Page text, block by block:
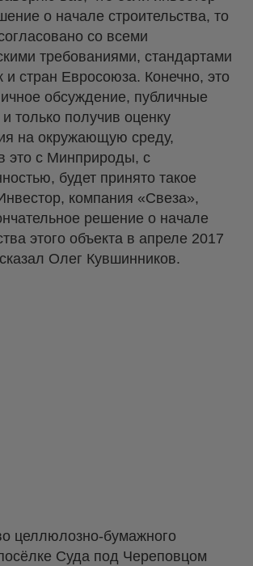
о начале строительства, то
со всеми
требованиями, стандартами
и стран Евросоюза. Конечно, это
обсуждение, публичные
только получив оценку
на окружающую среду,
это с Минприроды, с
будет принято такое
компания «Свеза»,
решение о начале
этого объекта в апреле 2017
Олег Кувшинников.
целлюлозно-бумажного
Суда под Череповцом